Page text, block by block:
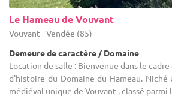
Le Hameau de Vouvant
Vouvant - Vendée (85)
Demeure de caractère / Domaine
Location de salle : Bienvenue dans le
d'histoire du Domaine du Hameau.
médiéval unique de Vouvant , classé parmi